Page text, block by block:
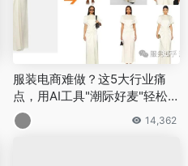
服装电商难做？这5大行业痛
点，用AI工具"潮际好麦"轻松破
局
14,362